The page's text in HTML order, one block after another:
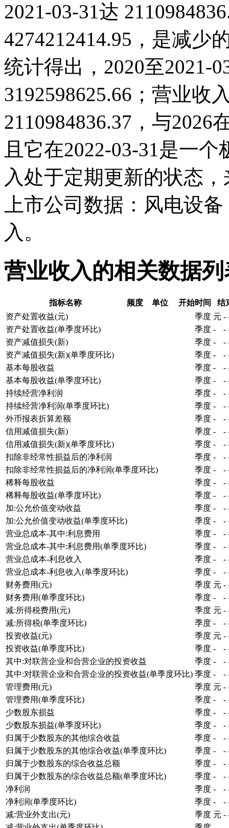
2021-03-31达
4274212414.95，是减少
统计得出，2020至2021-
3192598625.66；营业收
2110984836.37，与
且它在2022-03-31是一
入处于定期更新的状态
上市公司数据：风电设
入。
营业收入的相关数据列
指标名称 频度 单位 开始时间
结
资产处置收益(元)
季度 元 -
资产处置收益(单季度环比)
季度 - -
资产减值损失(新)
季度 - -
资产减值损失(新)(单季度环比)
季度 - -
基本每股收益
季度 - -
基本每股收益(单季度环比)
季度 - -
持续经营净利润
季度 - -
持续经营净利润(单季度环比)
季度 - -
外币报表折算差额
季度 - -
信用减值损失(新)
季度 - -
信用减值损失(新)(单季度环比)
季度 - -
扣除非经常性损益后的净利润
季度 - -
扣除非经常性损益后的净利润(单季度环比)
季度 - -
稀释每股收益
季度 - -
稀释每股收益(单季度环比)
季度 - -
加:公允价值变动收益
季度 - -
加:公允价值变动收益(单季度环比)
季度 - -
营业总成本-其中:利息费用
季度 - -
营业总成本-其中:利息费用(单季度环比)
季度 - -
营业总成本-利息收入
季度 - -
营业总成本-利息收入(单季度环比)
季度 - -
财务费用(元)
季度 元 -
财务费用(单季度环比)
季度 - -
减:所得税费用(元)
季度 元 -
减:所得税(单季度环比)
季度 - -
投资收益(元)
季度 元 -
投资收益(单季度环比)
季度 - -
其中:对联营企业和合营企业的投资收益
季度 - -
其中:对联营企业和合营企业的投资收益(单季度环比) 季度 - -
管理费用(元)
季度 元 -
管理费用(单季度环比)
季度 - -
少数股东损益
季度 - -
少数股东损益(单季度环比)
季度 - -
归属于少数股东的其他综合收益
季度 - -
归属于少数股东的其他综合收益(单季度环比)
季度 - -
归属于少数股东的综合收益总额
季度 - -
归属于少数股东的综合收益总额(单季度环比)
季度 - -
净利润
季度 - -
净利润(单季度环比)
季度 - -
减:营业外支出(元)
季度 元 -